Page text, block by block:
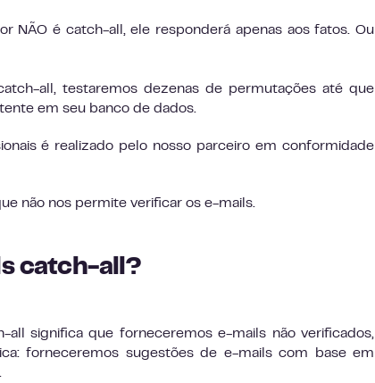
NÃO é catch-all, ele responderá apenas aos fatos. Ou
all, testaremos dezenas de permutações até que
em seu banco de dados.
é realizado pelo nosso parceiro em conformidade
não nos permite verificar os e-mails.
catch-all?
significa que forneceremos e-mails não verificados,
forneceremos sugestões de e-mails com base em